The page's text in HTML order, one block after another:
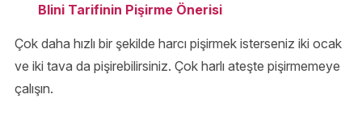
Blini Tarifinin Pişirme Önerisi
Çok daha hızlı bir şekilde harcı pişirmek isterseniz iki ocak
ve iki tava da pişirebilirsiniz. Çok harlı ateşte pişirmemeye
çalışın.